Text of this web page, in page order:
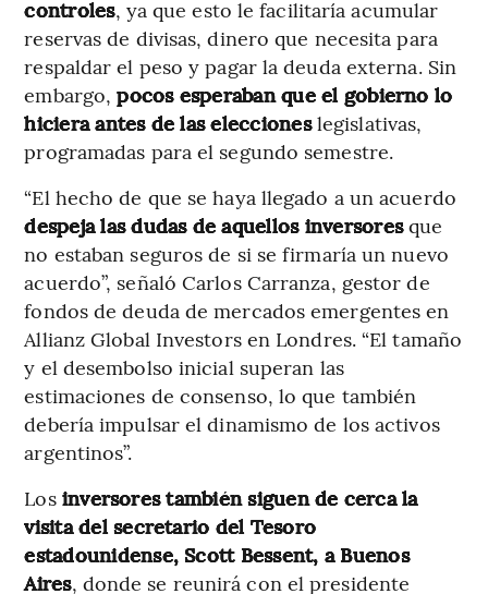
controles, ya que esto le facilitaría acumular
reservas de divisas, dinero que necesita para
respaldar el peso y pagar la deuda externa. Sin
embargo,pocos esperaban que el gobierno lo
hiciera antes de las eleccioneslegislativas,
programadas para el segundo semestre.
“El hecho de que se haya llegado a un acuerdo
despeja las dudas de aquellos inversoresque
no estaban seguros de si se firmaría un nuevo
acuerdo”, señaló Carlos Carranza, gestor de
fondos de deuda de mercados emergentes en
Allianz Global Investors en Londres. “El tamaño
y el desembolso inicial superan las
estimaciones de consenso, lo que también
debería impulsar el dinamismo de los activos
argentinos”.
Los inversores también siguen de cerca la
visita del secretario del Tesoro
estadounidense, Scott Bessent, a Buenos
Aires, donde se reunirá con el presidente